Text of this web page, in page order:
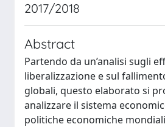
2017/2018
Abstract
Partendo da un’analisi sugli
liberalizzazione e sul
globali, questo elaborato si
analizzare il sistema
politiche economiche